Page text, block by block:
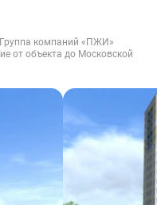
компаний «ПЖИ»
от объекта до Московской